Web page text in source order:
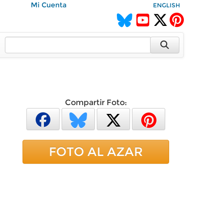
Mi Cuenta ENGLISH
Compartir Foto:
FOTO AL AZAR